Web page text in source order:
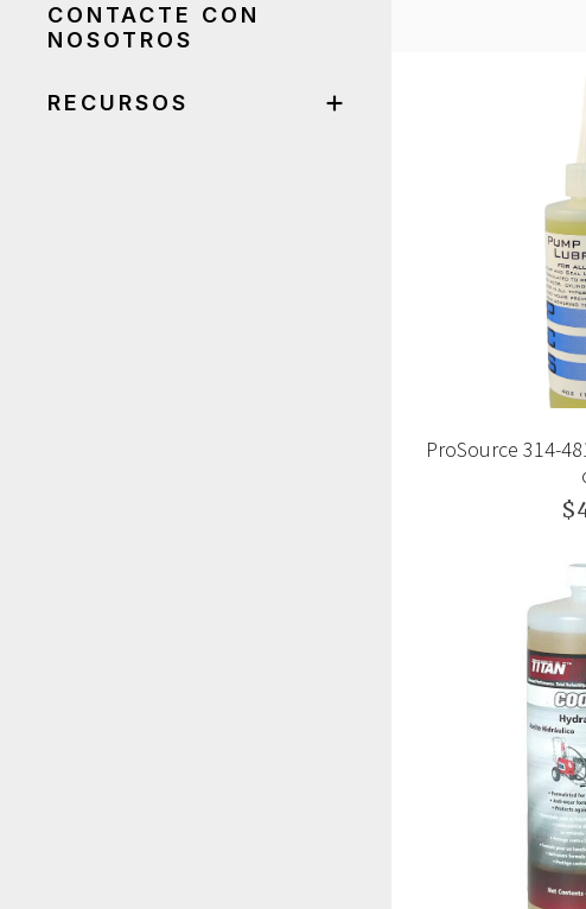
CONTACTE CON
NOSOTROS
RECURSOS
ProSource 314-